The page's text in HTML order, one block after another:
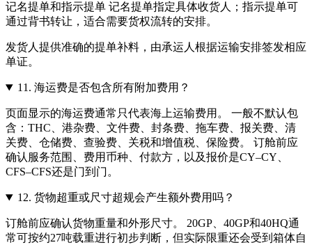
记名提单和指示提单 记名提单指定具体收货人；指示提单可
通过背书转让，适合需要货权流转的安排。
发货人提供准确的提单补料，由承运人根据运输安排签发相应
单证。
11. 海运费是否包含所有附加费用？
页面显示的海运费通常只代表海上运输费用。 一般不默认包
含：THC、港杂费、文件费、封条费、拖车费、报关费、清
关费、仓储费、查验费、关税和增值税、保险费。 订舱前应
确认服务范围、费用币种、付款方，以及报价是CY–CY、
CFS–CFS还是门到门。
12. 货物超重或尺寸超规会产生额外费用吗？
订舱前应确认货物重量和外形尺寸。 20GP、40GP和40HQ通
常可按约27吨载重进行初步判断，但实际限重还会受到箱体自